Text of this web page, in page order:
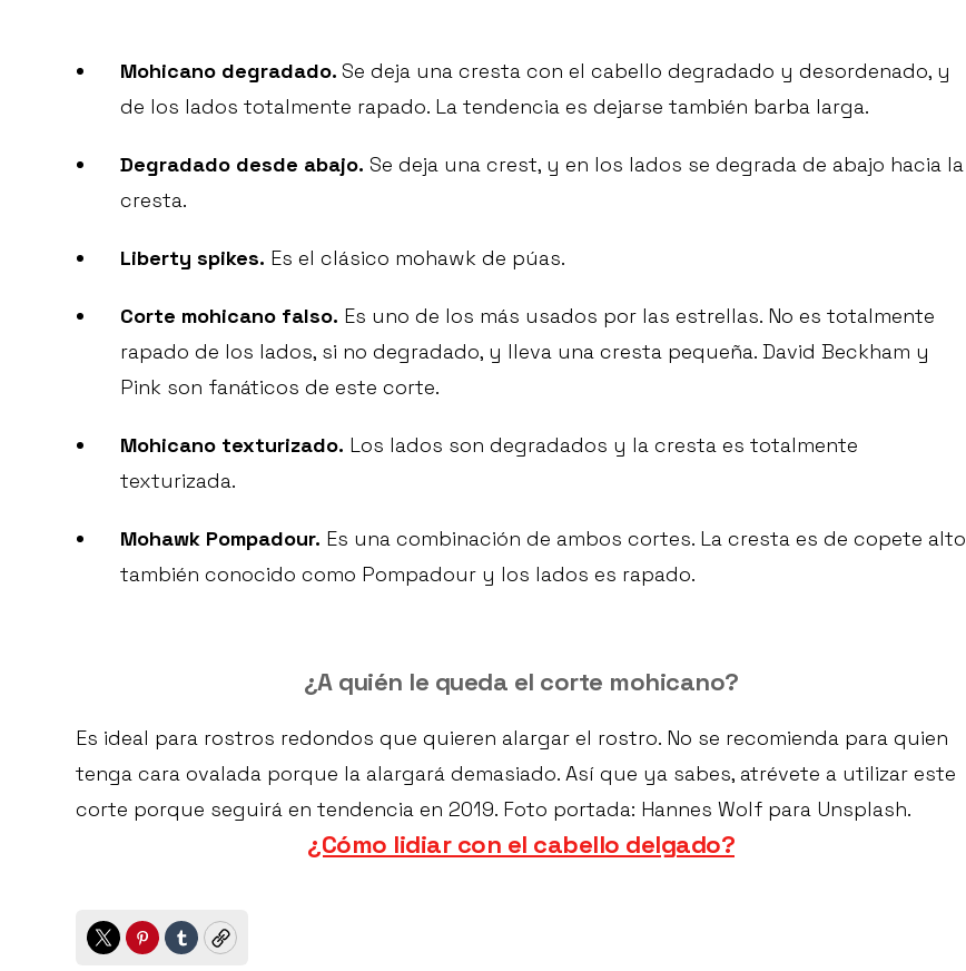
Mohicano degradado. Se deja una cresta con el cabello degradado y desordenado, y
de los lados totalmente rapado. La tendencia es dejarse también barba larga.
Degradado desde abajo. Se deja una crest, y en los lados se degrada de abajo hacia la
cresta.
Liberty spikes. Es el clásico mohawk de púas.
Corte mohicano falso. Es uno de los más usados por las estrellas. No es totalmente
rapado de los lados, si no degradado, y lleva una cresta pequeña. David Beckham y
Pink son fanáticos de este corte.
Mohicano texturizado. Los lados son degradados y la cresta es totalmente
texturizada.
Mohawk Pompadour. Es una combinación de ambos cortes. La cresta es de copete alto
también conocido como Pompadour y los lados es rapado.
¿A quién le queda el corte mohicano?
Es ideal para rostros redondos que quieren alargar el rostro. No se recomienda para quien
tenga cara ovalada porque la alargará demasiado. Así que ya sabes, atrévete a utilizar este
corte porque seguirá en tendencia en 2019. Foto portada: Hannes Wolf para Unsplash.
¿Cómo lidiar con el cabello delgado?
TwitterPinterest
TumblrCopy